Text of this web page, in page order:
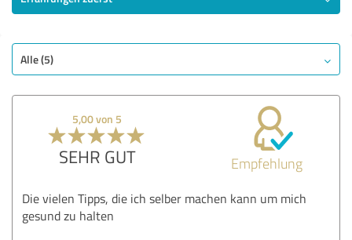
Untersuchung
Beratung
Behandlung
Bewertung anzeigen
Alle (5)
5,00 von 5
SEHR GUT Empfehlung
Die vielen Tipps, die ich selber machen kann um mich
gesund zu halten